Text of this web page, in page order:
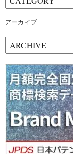
アーカイブ
ー
カ
イ
ブ